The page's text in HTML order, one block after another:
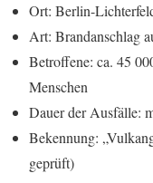
Ort: Berlin-
Art: Brandanschlag
Betroffene: ca. 45
Menschen
Dauer der Ausfälle:
Bekennung:
geprüft)